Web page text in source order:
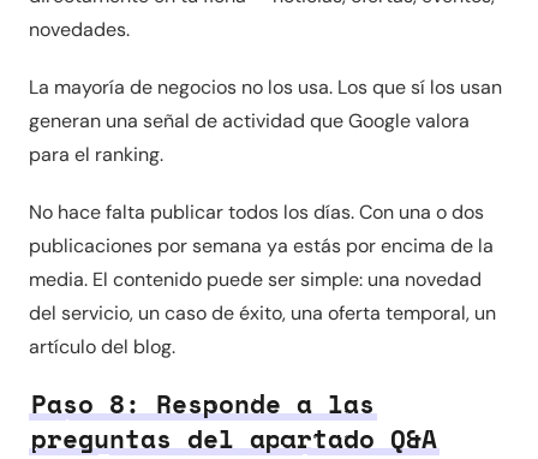
novedades.
La mayoría de negocios no los usa. Los que sí los usan
generan una señal de actividad que Google valora
para el ranking.
No hace falta publicar todos los días. Con una o dos
publicaciones por semana ya estás por encima de la
media. El contenido puede ser simple: una novedad
del servicio, un caso de éxito, una oferta temporal, un
artículo del blog.
Paso 8: Responde a las
preguntas del apartado Q&A